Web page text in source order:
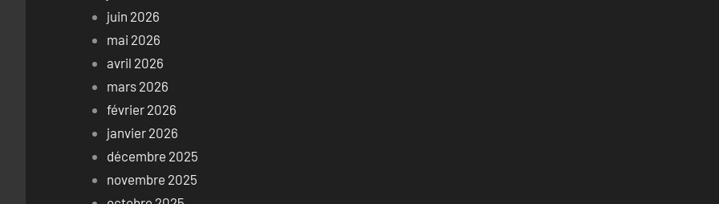
juin 2026
mai 2026
avril 2026
mars 2026
février 2026
janvier 2026
décembre 2025
novembre 2025